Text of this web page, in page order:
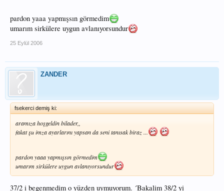
pardon yaaa yapmışsın görmedim
umarım sirkülere uygun avlanıyorsundur
25 Eylül 2006
ZANDER
fsekerci demiş ki:
aramıza hoşgeldin bilader,,
fakat şu imza ayarlarını yapsan da seni tanısak biraz ...
pardon yaaa yapmışsın görmedim
umarım sirkülere uygun avlanıyorsundur
37/2 i begenmedim o yüzden uymuyorum. ´Bakalim 38/2 yi